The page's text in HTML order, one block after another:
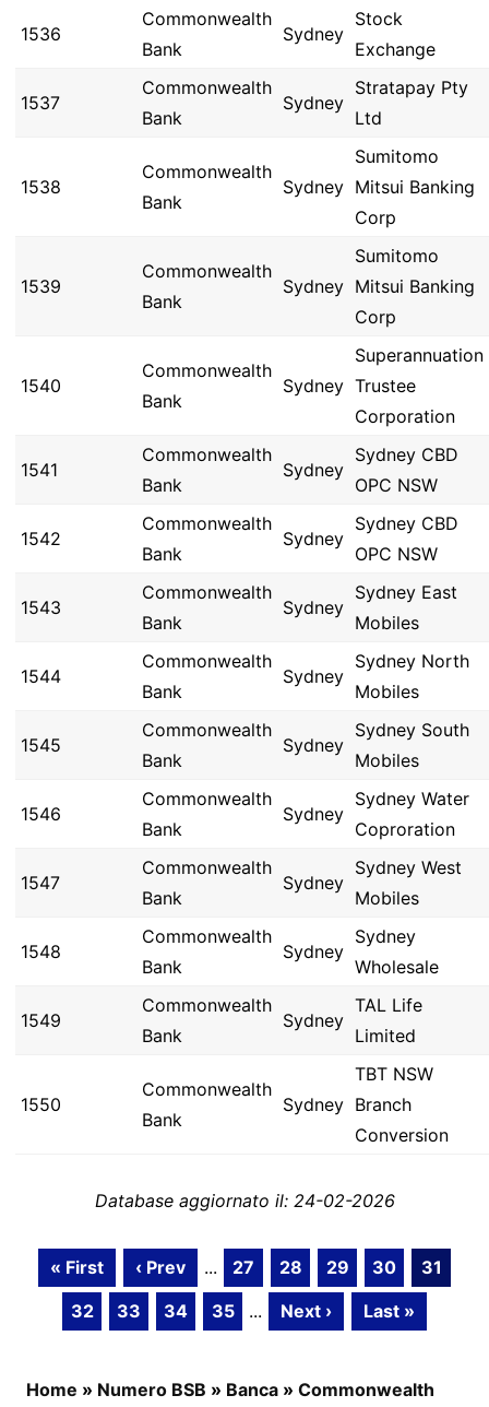
1536
Commonwealth
Bank
Sydney
Stock
Exchange
1537
Commonwealth
Bank
Sydney
Stratapay Pty
Ltd
1538
Commonwealth
Bank
Sydney
Sumitomo
Mitsui Banking
Corp
1539
Commonwealth
Bank
Sydney
Sumitomo
Mitsui Banking
Corp
1540
Commonwealth
Bank
Sydney
Superannuation
Trustee
Corporation
1541
Commonwealth
Bank
Sydney
Sydney CBD
OPC NSW
1542
Commonwealth
Bank
Sydney
Sydney CBD
OPC NSW
1543
Commonwealth
Bank
Sydney
Sydney East
Mobiles
1544
Commonwealth
Bank
Sydney
Sydney North
Mobiles
1545
Commonwealth
Bank
Sydney
Sydney South
Mobiles
1546
Commonwealth
Bank
Sydney
Sydney Water
Coproration
1547
Commonwealth
Bank
Sydney
Sydney West
Mobiles
1548
Commonwealth
Bank
Sydney
Sydney
Wholesale
1549
Commonwealth
Bank
Sydney
TAL Life
Limited
1550
Commonwealth
Bank
Sydney
TBT NSW
Branch
Conversion
Database aggiornato il: 24-02-2026
« First ‹ Prev ... 27 28 29 30
31
32
33 34 35 ... Next › Last »
Home » Numero BSB » Banca » Commonwealth